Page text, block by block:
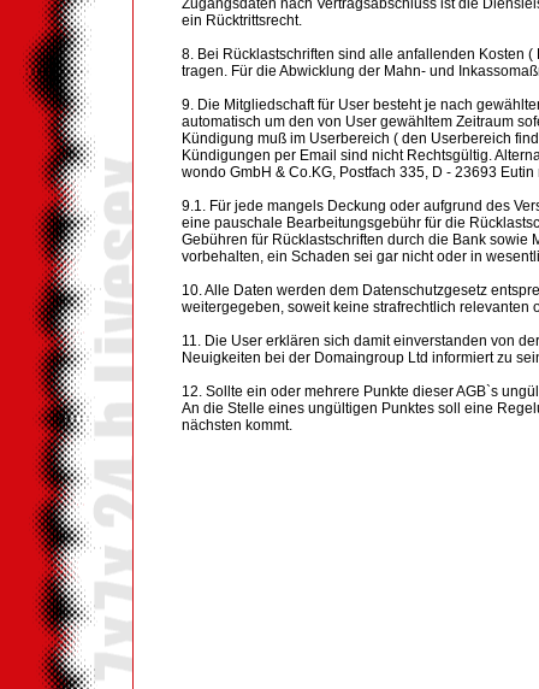
Zugangsdaten nach Vertragsabschluss ist die
ein Rücktrittsrecht.
8. Bei Rücklastschriften sind alle anfallenden Kosten
tragen. Für die Abwicklung der Mahn- und
9. Die Mitgliedschaft für User besteht je nach
automatisch um den von User gewähltem Zeitraum
Kündigung muß im Userbereich ( den Userbereich
Kündigungen per Email sind nicht Rechtsgültig.
wondo GmbH & Co.KG, Postfach 335, D - 23693
9.1. Für jede mangels Deckung oder aufgrund des
eine pauschale Bearbeitungsgebühr für die
Gebühren für Rücklastschriften durch die Bank
vorbehalten, ein Schaden sei gar nicht oder in
10. Alle Daten werden dem Datenschutzgesetz
weitergegeben, soweit keine strafrechtlich
11. Die User erklären sich damit einverstanden von
Neuigkeiten bei der Domaingroup Ltd informiert zu
12. Sollte ein oder mehrere Punkte dieser AGB`s
An die Stelle eines ungültigen Punktes soll eine
nächsten kommt.